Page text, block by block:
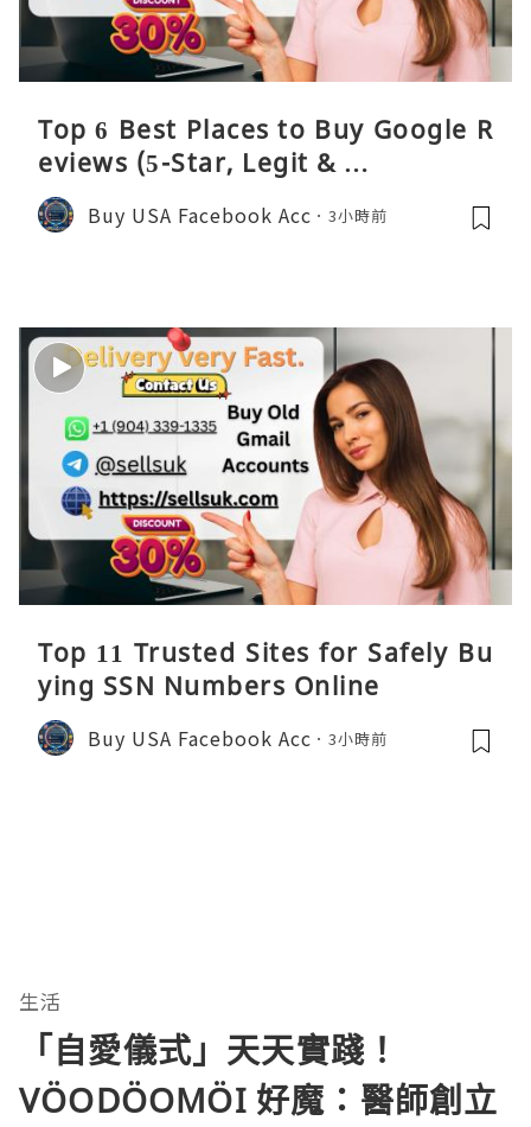
Top 6 Best Places to Buy Google R
eviews (5-Star, Legit & …
Buy USA Facebook Acc 3小時前
Top 11 Trusted Sites for Safely Bu
ying SSN Numbers Online
Buy USA Facebook Acc 3小時前
生活
「自愛儀式」天天實踐！
VÖODÖOMÖI 好魔：醫師創立